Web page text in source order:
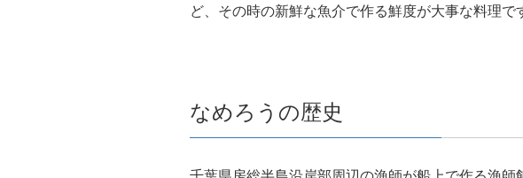
ど、その時の新鮮な魚介で作る鮮度が大事な料理で
なめろうの歴史